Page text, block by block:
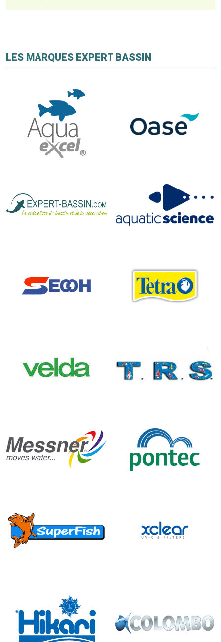
LES MARQUES EXPERT BASSIN